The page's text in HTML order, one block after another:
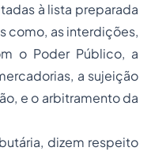
à lista preparada
como, as interdições,
o Poder Público, a
a sujeição
e o arbitramento da
dizem respeito